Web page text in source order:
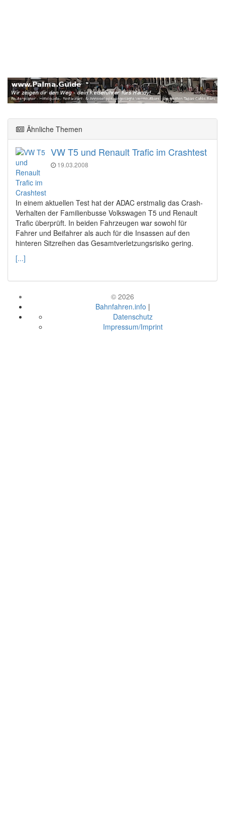
Ähnliche Themen
VW T5 und Renault Trafic im Crashtest
19.03.2008
In einem aktuellen Test hat der ADAC erstmalig das Crash-
Verhalten der Familienbusse Volkswagen T5 und Renault
Trafic überprüft. In beiden Fahrzeugen war sowohl für
Fahrer und Beifahrer als auch für die Insassen auf den
hinteren Sitzreihen das Gesamtverletzungsrisiko gering.
[...]
© 2026
Bahnfahren.info |
Datenschutz
Impressum/Imprint